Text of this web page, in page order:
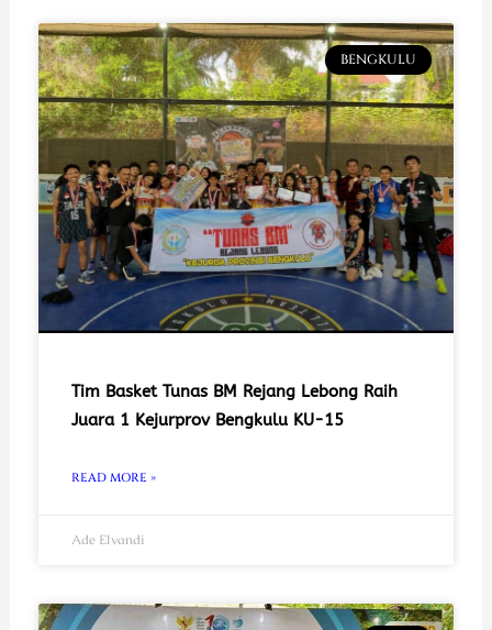
BENGKULU
Tim Basket Tunas BM Rejang Lebong Raih
Juara 1 Kejurprov Bengkulu KU-15
READ MORE »
Ade Elvandi